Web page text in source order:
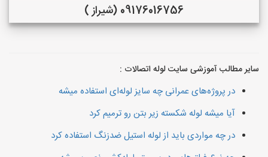
09176016756 (شیراز )
سایر مطالب آموزشی سایت لوله اتصالات :
در پروژه‌های عمرانی چه سایز لوله‌ای استفاده میشه
آیا میشه لوله شکسته زیر بتن رو ترمیم کرد
در چه مواردی باید از لوله استیل ضدزنگ استفاده کرد